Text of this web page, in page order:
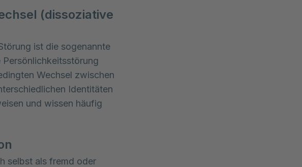
(dissoziative
ist die sogenannte
Wechsel zwischen
Identitäten
und wissen häufig
selbst als fremd oder